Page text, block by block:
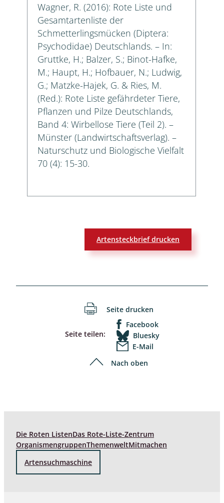
Wagner, R. (2016): Rote Liste und
Gesamtartenliste der
Schmetterlingsmücken (Diptera:
Psychodidae) Deutschlands. – In:
Gruttke, H.; Balzer, S.; Binot-Hafke,
M.; Haupt, H.; Hofbauer, N.; Ludwig,
G.; Matzke-Hajek, G. & Ries, M.
(Red.): Rote Liste gefährdeter Tiere,
Pflanzen und Pilze Deutschlands,
Band 4: Wirbellose Tiere (Teil 2). –
Münster (Landwirtschaftsverlag). –
Naturschutz und Biologische Vielfalt
70 (4): 15-30.
Artensteckbrief drucken
Seite drucken
Seite teilen:
Facebook
Bluesky
E-Mail
Nach oben
Die Roten ListenDas Rote-Liste-Zentrum
OrganismengruppenThemenweltMitmachen
Artensuchmaschine